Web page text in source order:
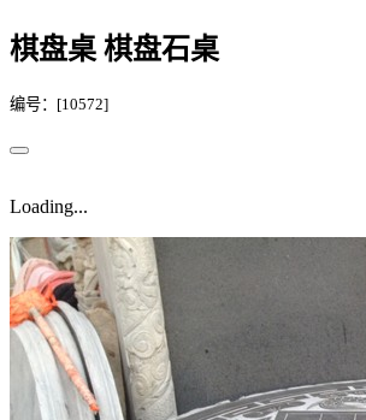
棋盘桌 棋盘石桌
编号：[10572]
Loading...